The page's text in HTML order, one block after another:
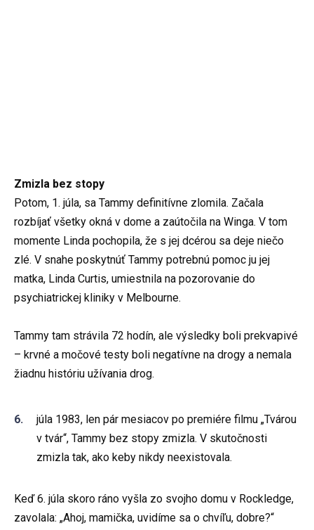
Zmizla bez stopy
Potom, 1. júla, sa Tammy definitívne zlomila. Začala
rozbíjať všetky okná v dome a zaútočila na Winga. V tom
momente Linda pochopila, že s jej dcérou sa deje niečo
zlé. V snahe poskytnúť Tammy potrebnú pomoc ju jej
matka, Linda Curtis, umiestnila na pozorovanie do
psychiatrickej kliniky v Melbourne.
Tammy tam strávila 72 hodín, ale výsledky boli prekvapivé
– krvné a močové testy boli negatívne na drogy a nemala
žiadnu históriu užívania drog.
júla 1983, len pár mesiacov po premiére filmu „Tvárou
v tvár“, Tammy bez stopy zmizla. V skutočnosti
zmizla tak, ako keby nikdy neexistovala.
Keď 6. júla skoro ráno vyšla zo svojho domu v Rockledge,
zavolala: „Ahoj, mamička, uvidíme sa o chvíľu, dobre?“